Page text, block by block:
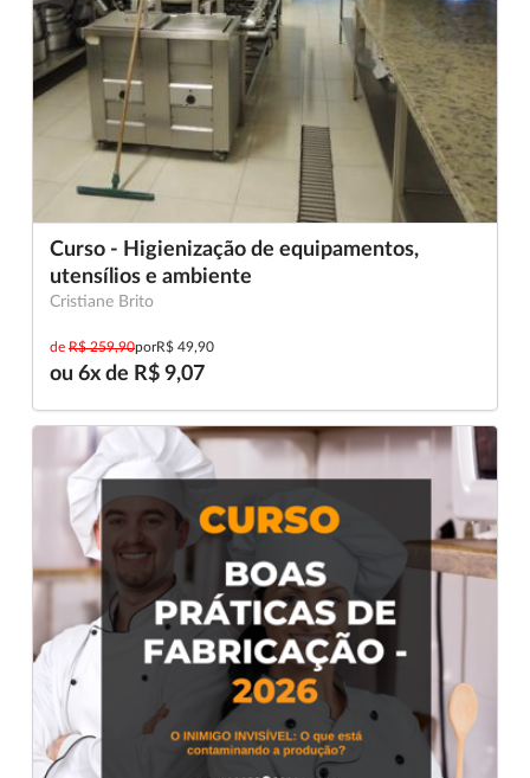
Curso - Higienização de equipamentos,
utensílios e ambiente
Cristiane Brito
de R$ 259,90porR$ 49,90
ou 6x de R$ 9,07